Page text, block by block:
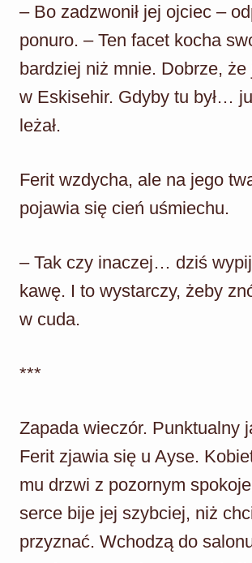
– Bo zadzwonił jej ojciec –
ponuro. – Ten facet kocha
bardziej niż mnie. Dobrze, że
w Eskisehir. Gdyby tu był…
leżał.
Ferit wzdycha, ale na jego
pojawia się cień uśmiechu.
– Tak czy inaczej… dziś
kawę. I to wystarczy, żeby
w cuda.
***
Zapada wieczór. Punktualny
Ferit zjawia się u Ayse.
mu drzwi z pozornym
serce bije jej szybciej, niż
przyznać. Wchodzą do